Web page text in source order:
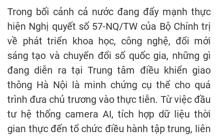
Trong bối cảnh cả nước đang đẩy mạnh thực
hiện Nghị quyết số 57-NQ/TW của Bộ Chính trị
về phát triển khoa học, công nghệ, đổi mới
sáng tạo và chuyển đổi số quốc gia, những gì
đang diễn ra tại Trung tâm điều khiển giao
thông Hà Nội là minh chứng cụ thể cho quá
trình đưa chủ trương vào thực tiễn. Từ việc đầu
tư hệ thống camera AI, tích hợp dữ liệu thời
gian thực đến tổ chức điều hành tập trung, liên